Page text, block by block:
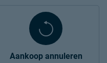
Aankoop annuleren